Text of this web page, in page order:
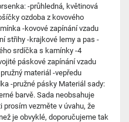
-průhledná, květinová
ozdoba z kovového
-kovové zapínání vzadu
střihy -krajkové lemy a pas -
srdíčka s kamínky -4
páskové zapínání vzadu
materiál -vepředu
-pružné pásky Materiál sady:
barvě. Sada neobsahuje
prosím vezměte v úvahu, že
je obvyklé, doporučujeme tak